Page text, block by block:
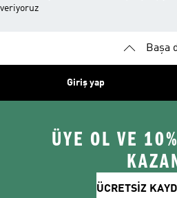
veriyoruz
Başa
Giriş yap
ÜYE OL VE
ÜCRETSİZ